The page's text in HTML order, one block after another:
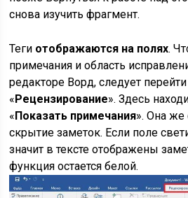
снова изучить фрагмент.
Теги отображаются на полях.
примечания и область
редакторе Ворд, следует
«Рецензирование». Здесь
«Показать примечания». Она же
скрытие заметок. Если поле
значит в тексте отображены
функция остается белой.